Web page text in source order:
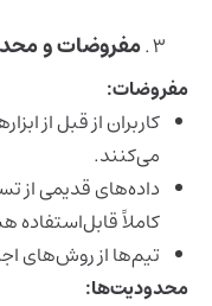
مفروضات و
مفروضات:
می‌کنند.
داده‌های قدیمی از
کاملاً قابل‌استفاده
تیم‌ها از روش‌های
محدودیت‌ها: